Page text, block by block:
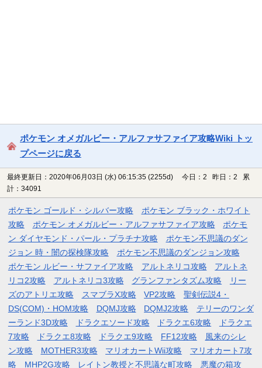
ポケモン オメガルビー・アルファサファイア攻略Wiki トッ
プページに戻る
最終更新日：2020年06月03日 (水) 06:15:35 (2255d)
今日：2 昨日：2 累
計：34091
ポケモン ゴールド・シルバー攻略
ポケモン ブラック・ホワイト
攻略
ポケモン オメガルビー・アルファサファイア攻略
ポケモ
ン ダイヤモンド・パール・プラチナ攻略
ポケモン不思議のダン
ジョン 時・闇の探検隊攻略
ポケモン不思議のダンジョン攻略
ポケモン ルビー・サファイア攻略
アルトネリコ攻略
アルトネ
リコ2攻略
アルトネリコ3攻略 グランファンタズム攻略
リー
ズのアトリエ攻略
スマブラX攻略 VP2攻略
聖剣伝説4・
DS(COM)・HOM攻略
DQMJ攻略 DQMJ2攻略
テリーのワンダ
ーランド3D攻略
ドラクエソード攻略 ドラクエ6攻略
ドラクエ
7攻略
ドラクエ8攻略 ドラクエ9攻略 FF12攻略
風来のシレ
ン攻略
MOTHER3攻略 マリオカートWii攻略
マリオカート7攻
略
MHP2G攻略 レイトン教授と不思議な町攻略 悪魔の箱攻